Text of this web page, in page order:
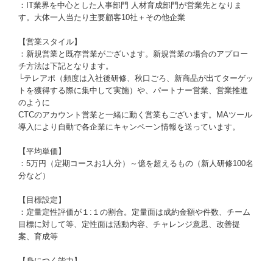
：IT業界を中心とした人事部門 人材育成部門が営業先となりま
す。大体一人当たり主要顧客10社＋その他企業
【営業スタイル】
：新規営業と既存営業がございます。新規営業の場合のアプロー
チ方法は下記となります。
└テレアポ（頻度は入社後研修、秋口ごろ、新商品が出てターゲッ
トを獲得する際に集中して実施）や、パートナー営業、営業推進
のように
CTCのアカウント営業と一緒に動く営業もございます。MAツール
導入により自動で各企業にキャンペーン情報を送っています。
【平均単価】
：5万円（定期コースお1人分）～億を超えるもの（新人研修100名
分など）
【目標設定】
：定量定性評価が１:１の割合。定量面は成約金額や件数、チーム
目標に対して等、定性面は活動内容、チャレンジ意思、改善提
案、育成等